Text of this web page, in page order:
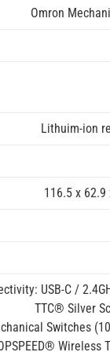
Omron
Lithuim-ion
116.5 x 62.9
USB-C /
TTC® Silver
Switches
Wireless